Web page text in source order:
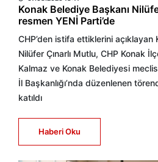
Konak Belediye Başkanı
resmen YENİ Parti’de
CHP’den istifa ettiklerini açıklayan
Nilüfer Çınarlı Mutlu, CHP Konak
Kalmaz ve Konak Belediyesi
İl Başkanlığı’nda düzenlenen
katıldı
Haberi Oku